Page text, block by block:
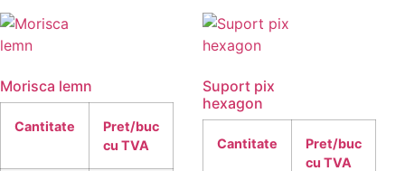
Morisca lemn
Cantitate
Pret/buc
cu TVA
Suport pix
hexagon
Cantitate
Pret/buc
cu TVA